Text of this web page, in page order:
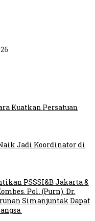
Kuatkan Persatuan
Jadi Koordinator di
PSSSI&B Jakarta &
Pol. (Purn). Dr.
Simanjuntak Dapat